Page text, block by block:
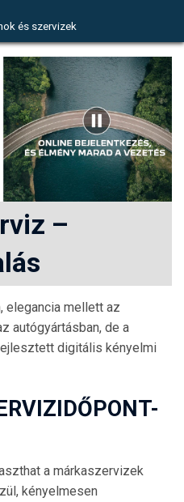
és szervizek
–
elegancia mellett az
autógyártásban, de a
digitális kényelmi
a márkaszervizek
kényelmesen